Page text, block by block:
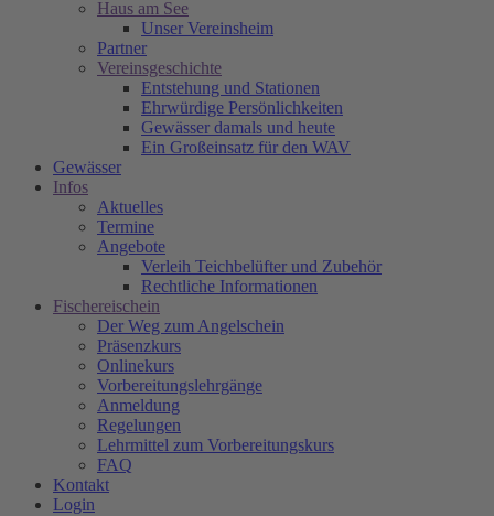
Haus am See
Unser Vereinsheim
Partner
Vereinsgeschichte
Entstehung und Stationen
Ehrwürdige Persönlichkeiten
Gewässer damals und heute
Ein Großeinsatz für den WAV
Gewässer
Infos
Aktuelles
Termine
Angebote
Verleih Teichbelüfter und Zubehör
Rechtliche Informationen
Fischereischein
Der Weg zum Angelschein
Präsenzkurs
Onlinekurs
Vorbereitungslehrgänge
Anmeldung
Regelungen
Lehrmittel zum Vorbereitungskurs
FAQ
Kontakt
Login